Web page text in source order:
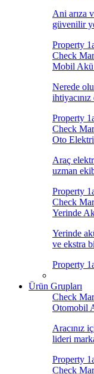
Ani arıza
güvenilir
Mobil
Nerede
Oto
Araç
uzman
Yerinde
Yerinde
ve ekstra
Ürün Grupları
Otomobil
Aracınız
lideri